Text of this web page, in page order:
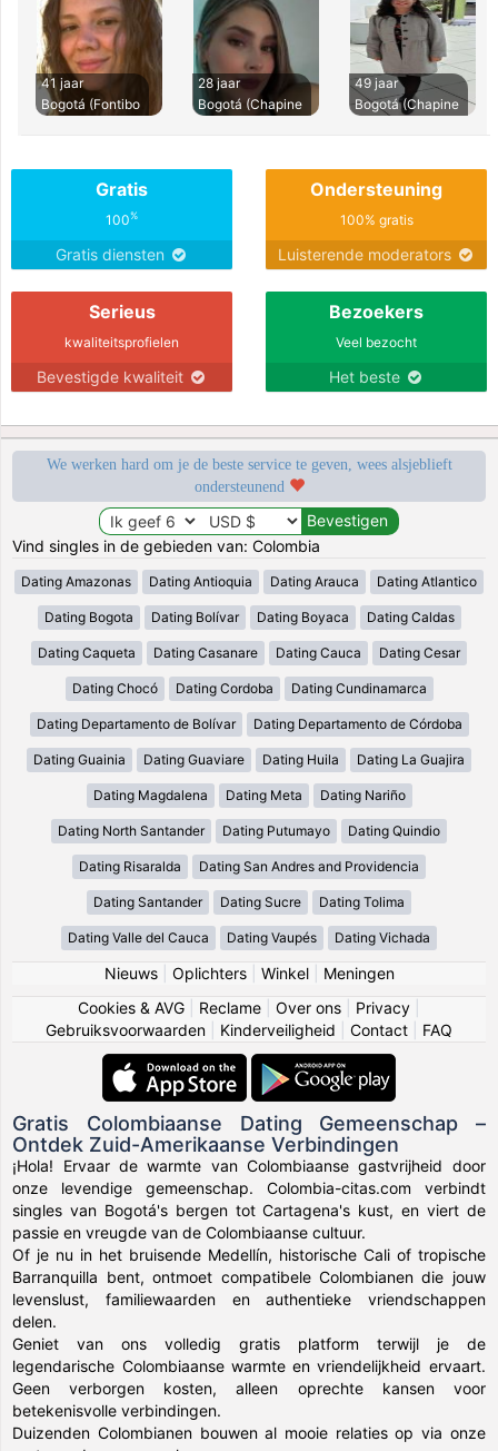
41 jaar
Bogotá (Fontibo
28 jaar
Bogotá (Chapine
49 jaar
Bogotá (Chapine
Gratis
100%
Gratis diensten
Ondersteuning
100% gratis
Luisterende moderators
Serieus
kwaliteitsprofielen
Bevestigde kwaliteit
Bezoekers
Veel bezocht
Het beste
We werken hard om je de beste service te geven, wees alsjeblieft
ondersteunend
Vind singles in de gebieden van: Colombia
Dating Amazonas Dating Antioquia Dating Arauca Dating Atlantico
Dating Bogota Dating Bolívar Dating Boyaca Dating Caldas
Dating Caqueta Dating Casanare Dating Cauca Dating Cesar
Dating Chocó Dating Cordoba Dating Cundinamarca
Dating Departamento de Bolívar Dating Departamento de Córdoba
Dating Guainia Dating Guaviare Dating Huila Dating La Guajira
Dating Magdalena Dating Meta Dating Nariño
Dating North Santander Dating Putumayo Dating Quindio
Dating Risaralda Dating San Andres and Providencia
Dating Santander Dating Sucre Dating Tolima
Dating Valle del Cauca Dating Vaupés Dating Vichada
Nieuws| Oplichters| Winkel| Meningen
Cookies & AVG
Reclame Over ons Privacy
Gebruiksvoorwaarden
Kinderveiligheid Contact FAQ
Gratis Colombiaanse Dating Gemeenschap –
Ontdek Zuid-Amerikaanse Verbindingen
¡Hola! Ervaar de warmte van Colombiaanse gastvrijheid door
onze levendige gemeenschap. Colombia-citas.com verbindt
singles van Bogotá's bergen tot Cartagena's kust, en viert de
passie en vreugde van de Colombiaanse cultuur.
Of je nu in het bruisende Medellín, historische Cali of tropische
Barranquilla bent, ontmoet compatibele Colombianen die jouw
levenslust, familiewaarden en authentieke vriendschappen
delen.
Geniet van ons volledig gratis platform terwijl je de
legendarische Colombiaanse warmte en vriendelijkheid ervaart.
Geen verborgen kosten, alleen oprechte kansen voor
betekenisvolle verbindingen.
Duizenden Colombianen bouwen al mooie relaties op via onze